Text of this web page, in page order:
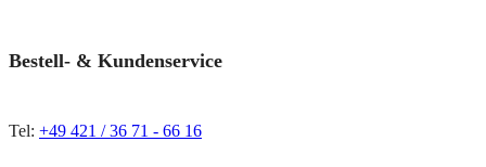
Bestell- & Kundenservice
Tel: +49 421 / 36 71 - 66 16